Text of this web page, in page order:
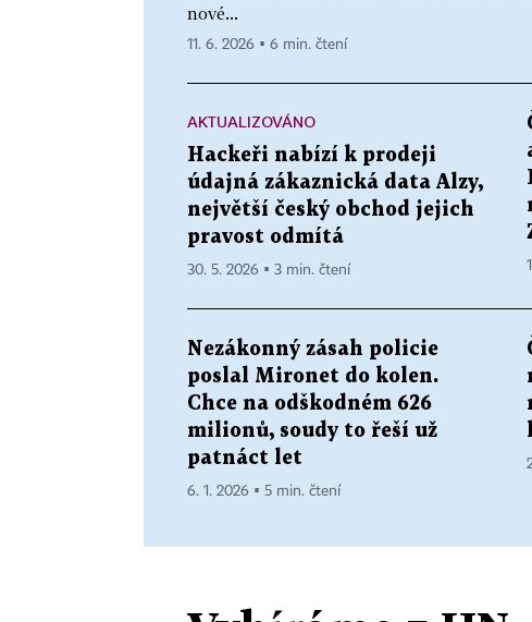
nové...
11. 6. 2026 ▪ 6 min. čtení
AKTUALIZOVÁNO
Hackeři nabízí k prodeji
údajná zákaznická data Alzy,
největší český obchod jejich
pravost odmítá
30. 5. 2026 ▪ 3 min. čtení
Nezákonný zásah policie
poslal Mironet do kolen.
Chce na odškodném 626
milionů, soudy to řeší už
patnáct let
6. 1. 2026 ▪ 5 min. čtení